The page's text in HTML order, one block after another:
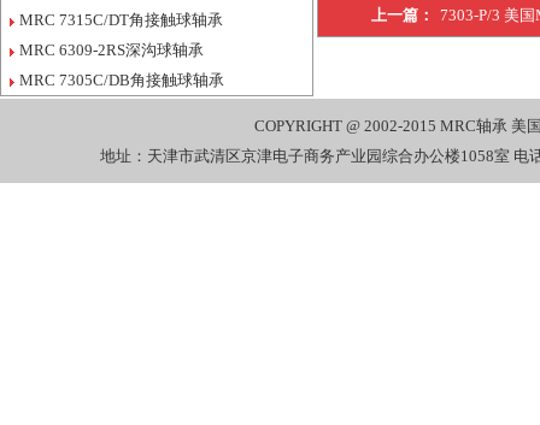
MRC 7315C/DT角接触球轴承
MRC 6309-2RS深沟球轴承
MRC 7305C/DB角接触球轴承
公司销售
DUL MRC,
DUL/3 MRC,
7307-DUL/7
上一篇： 7303-P/3 美
COPYRIGHT @ 2002-2015 MRC轴承 美
地址：天津市武清区京津电子商务产业园综合办公楼1058室 电